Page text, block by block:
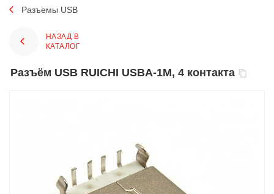
Разъемы USB
НАЗАД В
КАТАЛОГ
Разъём USB RUICHI USBA-1M, 4 контакта